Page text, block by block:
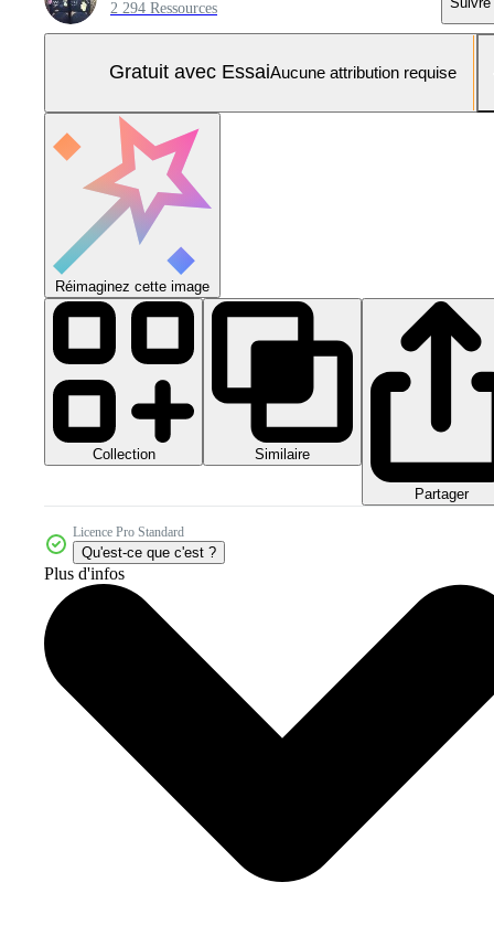
2 294 Ressources
Gratuit avec EssaiAucune attribution requise
Réimaginez cette image
Collection Similaire
Partager
Licence Pro Standard
Qu'est-ce que c'est ?
Plus d'infos